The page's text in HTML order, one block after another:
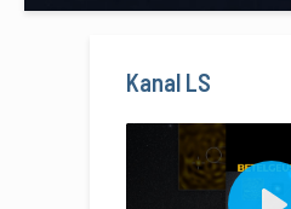
Kanal LS